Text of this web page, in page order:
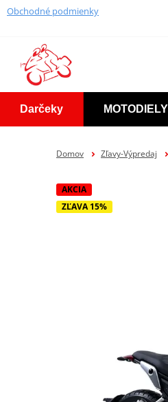
Obchodné podmienky
Darčeky MOTODIELY
Domov Zľavy-Výpredaj
AKCIA
ZĽAVA 15%